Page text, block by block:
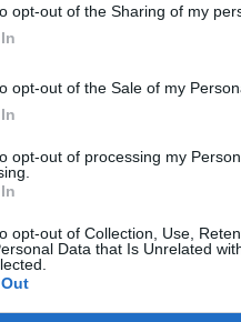
opt-out of the Sharing of my
opt-out of the Sale of my
opt-out of processing my
opt-out of Collection, Use,
Data that Is Unrelated
40.000 euro
38.880 euro
(Open Data, licenza CC BY-SA 4.0).